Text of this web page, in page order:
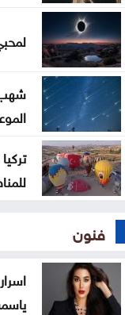
فرض الحصار على
شهب
فنون